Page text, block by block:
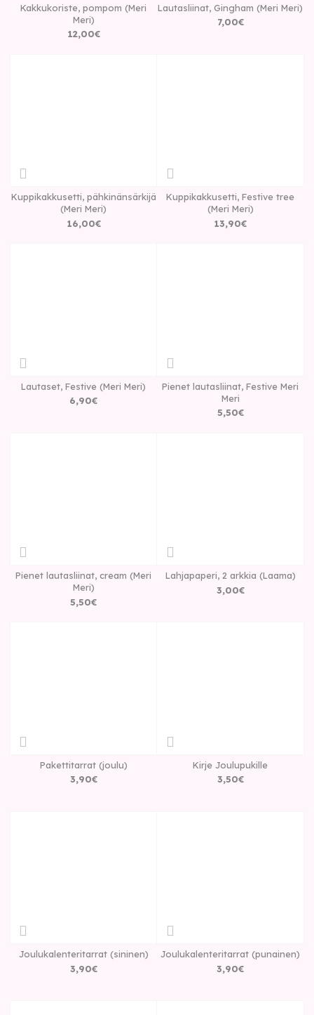
Kakkukoriste, pompom (Meri
Meri)
12,00€
Lautasliinat, Gingham (Meri Meri)
7,00€
Kuppikakkusetti, pähkinänsärkijä
(Meri Meri)
16,00€
Kuppikakkusetti, Festive tree
(Meri Meri)
13,90€
Lautaset, Festive (Meri Meri)
6,90€
Pienet lautasliinat, Festive Meri
Meri
5,50€
Pienet lautasliinat, cream (Meri
Meri)
5,50€
Lahjapaperi, 2 arkkia (Laama)
3,00€
Pakettitarrat (joulu)
3,90€
Kirje Joulupukille
3,50€
Joulukalenteritarrat (sininen)
3,90€
Joulukalenteritarrat (punainen)
3,90€